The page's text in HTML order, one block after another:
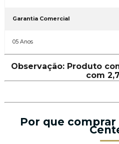
Garantia Comercial
05 Anos
Observação: Produto
com
Por que comprar